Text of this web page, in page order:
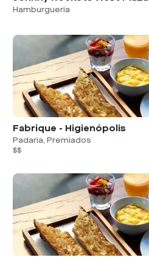
Hamburgueria
Fabrique - Higienópolis
Padaria, Premiados
$$